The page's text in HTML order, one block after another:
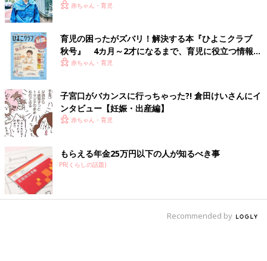
赤ちゃん・育児
育児の困ったがズバリ！解決する本『ひよこクラブ
秋号』 4カ月～2才になるまで、育児に役立つ情報が
いっぱい！
赤ちゃん・育児
子宮口がバカンスに行っちゃった?! 倉田けいさんにイ
ンタビュー【妊娠・出産編】
赤ちゃん・育児
もらえる年金25万円以下の人が知るべき事
PR(くらしの話題)
Recommended by